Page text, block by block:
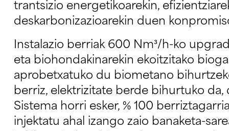
trantsizio energetikoarekin,
deskarbonizazioarekin duen
Instalazio berriak 600 Nm³/h-ko
eta biohondakinarekin ekoitzitako
aprobetxatuko du biometano
berriz, elektrizitate berde bihurtuko
Sistema horri esker, % 100
injektatu ahal izango zaio banaketa-